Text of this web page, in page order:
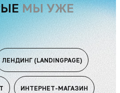
МЫ УЖЕ
ЛЕНДИНГ (LANDINGPAGE)
ИНТЕРНЕТ-МАГАЗИН